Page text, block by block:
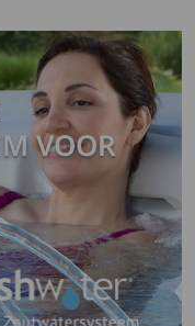
VOOR